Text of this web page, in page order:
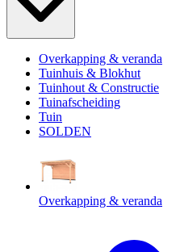
Overkapping & veranda
Tuinhuis & Blokhut
Tuinhout & Constructie
Tuinafscheiding
Tuin
SOLDEN
Overkapping & veranda